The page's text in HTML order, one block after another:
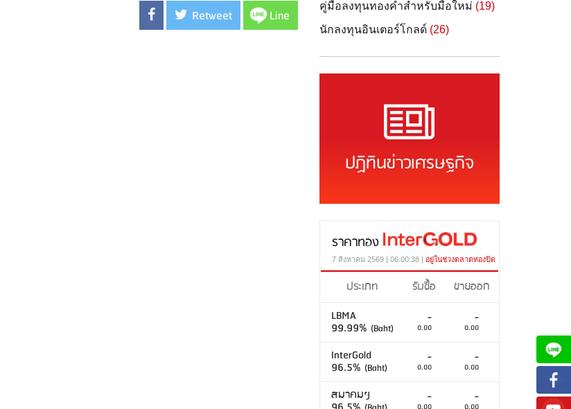
Retweet Line
คู่มือลงทุนทองคำสำหรับมือใหม่ (19)
นักลงทุนอินเตอร์โกลด์ (26)
ปฏิทินข่าวเศรษฐกิจ
ราคาทอง
7 สิงหาคม 2569 | 06:00:38 | อยู่ในช่วงตลาดทองปิด
ประเภท รับซื้อ
ขายออก
LBMA
99.99% (Baht)
-
0.00
-
0.00
InterGold
96.5% (Baht)
-
0.00
-
0.00
สมาคมฯ - -